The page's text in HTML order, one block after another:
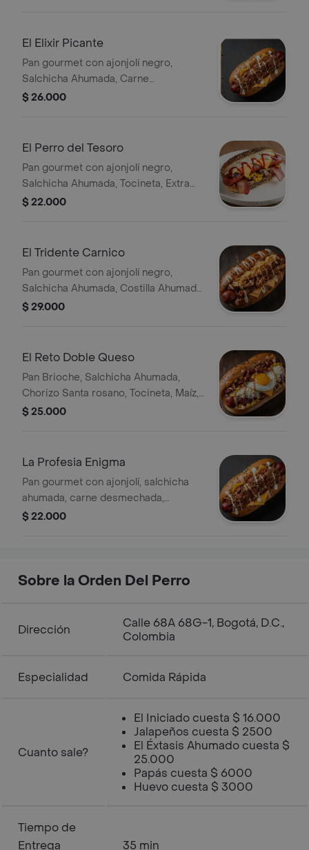
El Elixir Picante
Pan gourmet con ajonjolí negro,
Salchicha Ahumada, Carne
desmechada, Jalapeños, Tocineta,
$ 26.000
El Perro del Tesoro
Pan gourmet con ajonjolí negro,
Salchicha Ahumada, Tocineta, Extra
maíz, Champiñón, Queso Čhedar
$ 22.000
El Tridente Carnico
Pan gourmet con ajonjolí negro,
Salchicha Ahumada, Costilla Ahumada,
Pollo desmechado, Papa chip, Queso
$ 29.000
El Reto Doble Queso
Pan Brioche, Salchicha Ahumada,
Chorizo Santa rosano, Tocineta, Maíz,
Huevo, Queso Costeño Rallado,
$ 25.000
La Profesia Enigma
Pan gourmet con ajonjolí, salchicha
ahumada, carne desmechada,
champiñon, pepinillos, queso cheddar
$ 22.000
Sobre la Orden Del Perro
Dirección
Calle 68A 68G-1, Bogotá, D.C.,
Colombia
Especialidad Comida Rápida
Cuanto sale?
El Iniciado cuesta $ 16.000
Jalapeños cuesta $ 2500
El Éxtasis Ahumado cuesta $
25.000
Papás cuesta $ 6000
Huevo cuesta $ 3000
Tiempo de
Entrega
35 min